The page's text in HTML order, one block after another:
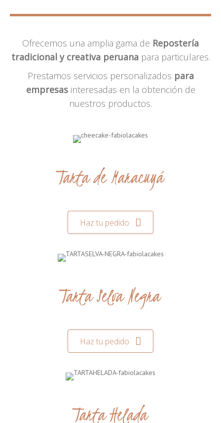
Ofrecemos una amplia gama de Repostería
tradicional y creativa peruanapara particulares.
Prestamos servicios personalizados para
empresasinteresadas en la obtención de
nuestros productos.
Tarta de Maracuyá
Haz tu pedido
Tarta Selva Negra
Haz tu pedido
Tarta Helada